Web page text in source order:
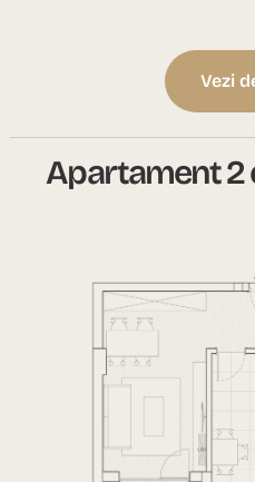
Vezi
Apartament 2